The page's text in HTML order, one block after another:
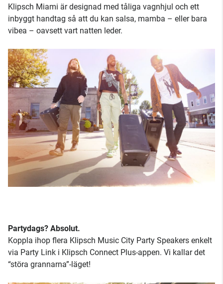
Klipsch Miami är designad med tåliga vagnhjul och ett
inbyggt handtag så att du kan salsa, mamba – eller bara
vibea – oavsett vart natten leder.
Partydags? Absolut.
Koppla ihop flera Klipsch Music City Party Speakers enkelt
via Party Link i Klipsch Connect Plus-appen. Vi kallar det
“störa grannarna”-läget!